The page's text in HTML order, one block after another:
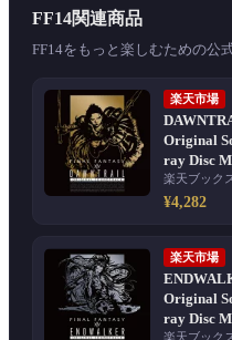
FF14関連商品
FF14をもっと楽しむための公
楽天市場
Original
ray Disc
楽天ブック
¥4,282
楽天市場
Original
ray Disc
楽天ブック